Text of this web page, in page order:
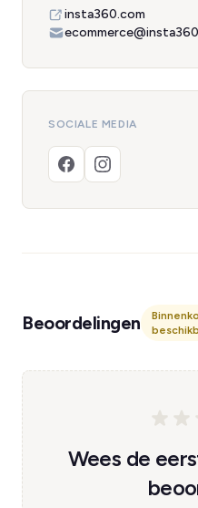
insta360.com
SOCIALE MEDIA
Beoordelingen
Wees de